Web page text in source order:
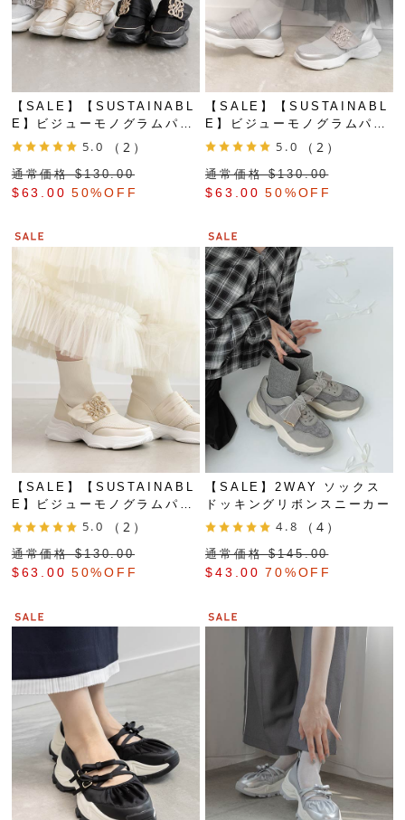
【SALE】【SUSTAINABL
E】ビジューモノグラムパー
ツソックススニーカー
5.0 （2）
通常価格 $‌130.00
$‌63.00 50%OFF
【SALE】【SUSTAINABL
E】ビジューモノグラムパー
ツソックススニーカー
5.0 （2）
通常価格 $‌130.00
$‌63.00 50%OFF
【SALE】【SUSTAINABL
E】ビジューモノグラムパー
ツソックススニーカー
5.0 （2）
通常価格 $‌130.00
$‌63.00 50%OFF
【SALE】2WAY ソックス
ドッキングリボンスニーカー
4.8 （4）
通常価格 $‌145.00
$‌43.00 70%OFF